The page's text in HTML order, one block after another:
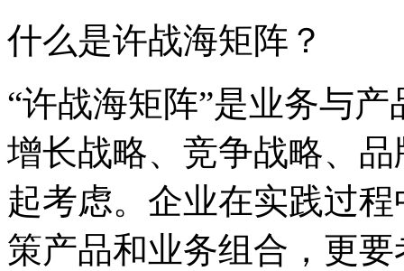
什么是许战海矩阵？
“许战海矩阵”是业务与
增长战略、竞争战略、
起考虑。企业在实践过
策产品和业务组合，更